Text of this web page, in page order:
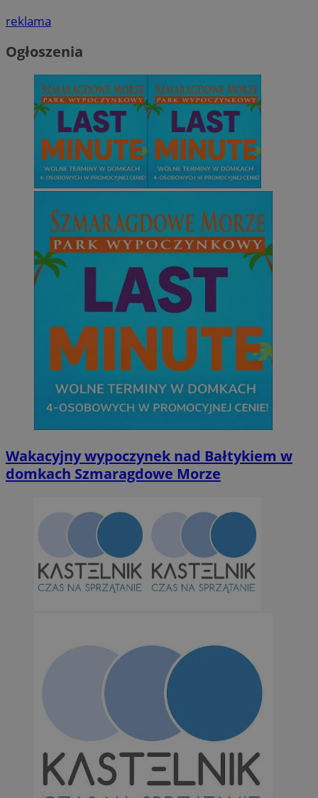
reklama
Ogłoszenia
Wakacyjny wypoczynek nad Bałtykiem w
domkach Szmaragdowe Morze